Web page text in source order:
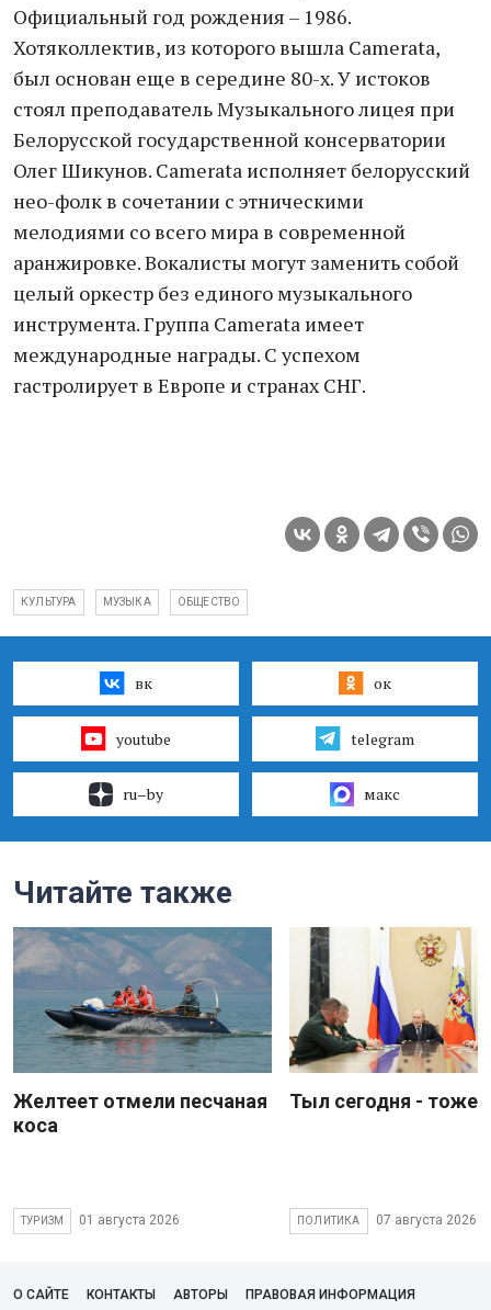
Официальный год рождения – 1986.
Хотяколлектив, из которого вышла Camerata,
был основан еще в середине 80-х. У истоков
стоял преподаватель Музыкального лицея при
Белорусской государственной консерватории
Олег Шикунов. Camerata исполняет белорусский
нео-фолк в сочетании с этническими
мелодиями со всего мира в современной
аранжировке. Вокалисты могут заменить собой
целый оркестр без единого музыкального
инструмента. Группа Camerata имеет
международные награды. С успехом
гастролирует в Европе и странах СНГ.
КУЛЬТУРА МУЗЫКА ОБЩЕСТВО
вк ок
youtube telegram
ru–by макс
Читайте также
Желтеет отмели песчаная
коса
ТУРИЗМ 01 августа 2026
Тыл сегодня - тоже
ПОЛИТИКА 07 августа 2026
О САЙТЕ КОНТАКТЫ АВТОРЫ ПРАВОВАЯ ИНФОРМАЦИЯ